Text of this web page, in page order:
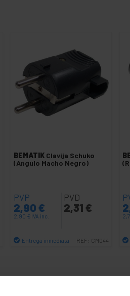
BEMATIK Clavija Schuko
(Angulo Macho Negro)
PVP
2,90 €
2,90 € IVA inc.
PVD
2,31 €
Entrega inmediata REF: CM044